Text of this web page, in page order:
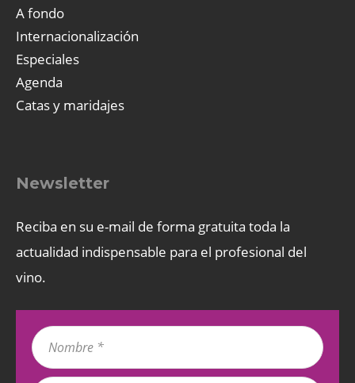
A fondo
Internacionalización
Especiales
Agenda
Catas y maridajes
Newsletter
Reciba en su e-mail de forma gratuita toda la
actualidad indispensable para el profesional del
vino.